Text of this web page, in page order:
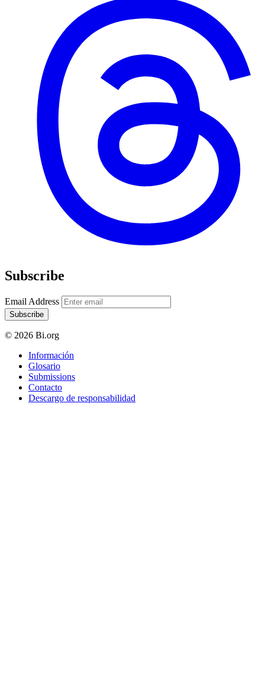
Subscribe
Email Address
Subscribe
© 2026 Bi.org
Información
Glosario
Submissions
Contacto
Descargo de responsabilidad